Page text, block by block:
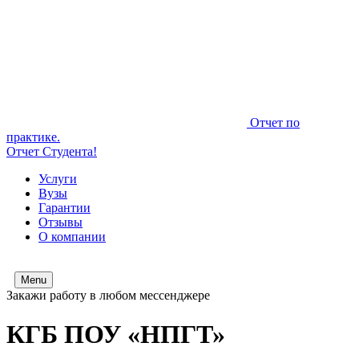
Отчет по
практике.
Отчет Студента!
Услуги
Вузы
Гарантии
Отзывы
О компании
Menu
Закажи работу в любом мессенджере
КГБ ПОУ «НПГТ»